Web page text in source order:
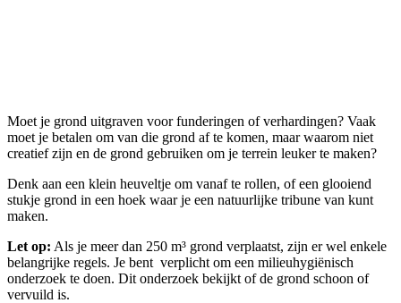
Moet je grond uitgraven voor funderingen of verhardingen? Vaak
moet je betalen om van die grond af te komen, maar waarom niet
creatief zijn en de grond gebruiken om je terrein leuker te maken?
Denk aan een klein heuveltje om vanaf te rollen, of een glooiend
stukje grond in een hoek waar je een natuurlijke tribune van kunt
maken.
Let op: Als je meer dan 250 m³ grond verplaatst, zijn er wel enkele
belangrijke regels. Je bent verplicht om een milieuhygiënisch
onderzoek te doen. Dit onderzoek bekijkt of de grond schoon of
vervuild is.